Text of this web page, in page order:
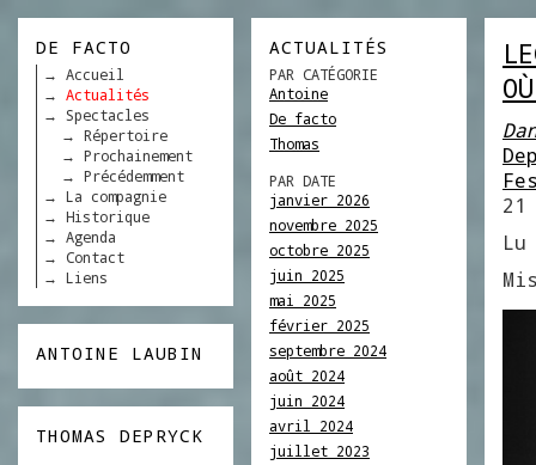
DE FACTO
Accueil
Actualités
Spectacles
Répertoire
Prochainement
Précédemment
La compagnie
Historique
Agenda
Contact
Liens
ANTOINE LAUBIN
THOMAS DEPRYCK
ACTUALITÉS
PAR CATÉGORIE
Antoine
De facto
Thomas
PAR DATE
janvier 2026
novembre 2025
octobre 2025
juin 2025
mai 2025
février 2025
septembre 2024
août 2024
juin 2024
avril 2024
juillet 2023
21